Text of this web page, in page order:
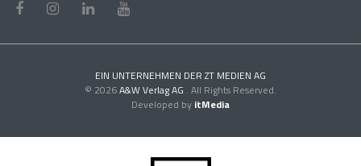
EIN UNTERNEHMEN DER ZT MEDIEN AG
© 2026A&W Verlag AG . All Rights Reserved.
Developed by itMedia